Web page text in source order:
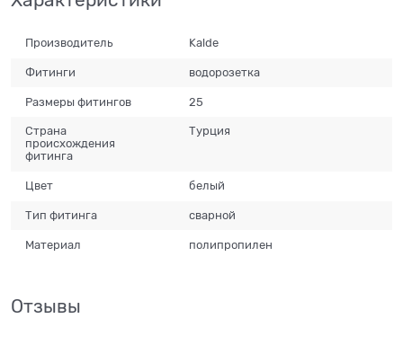
Производитель Kalde
Фитинги водорозетка
Размеры фитингов 25
Страна
происхождения
фитинга
Турция
Цвет белый
Тип фитинга сварной
Материал полипропилен
Отзывы